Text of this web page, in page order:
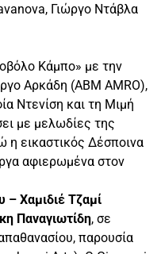
Γιώργο Ντάβλα
Κάμπο» με την
Αρκάδη (ABM AMRO),
Ντενίση και τη Μιμή
με μελωδίες της
η εικαστικός Δέσποινα
αφιερωμένα στον
– Χαμιδιέ Τζαμί
Παναγιωτίδη, σε
παρουσία